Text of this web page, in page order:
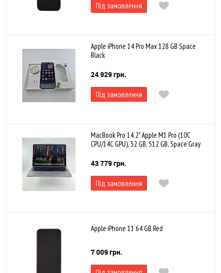
Під замовлення
Apple iPhone 14 Pro Max 128 GB Space
Black
24 929 грн.
Під замовлення
MacBook Pro 14.2" Apple M1 Pro (10C
CPU/14C GPU), 32 GB, 512 GB, Space Gray
43 779 грн.
Під замовлення
Apple iPhone 11 64 GB Red
7 009 грн.